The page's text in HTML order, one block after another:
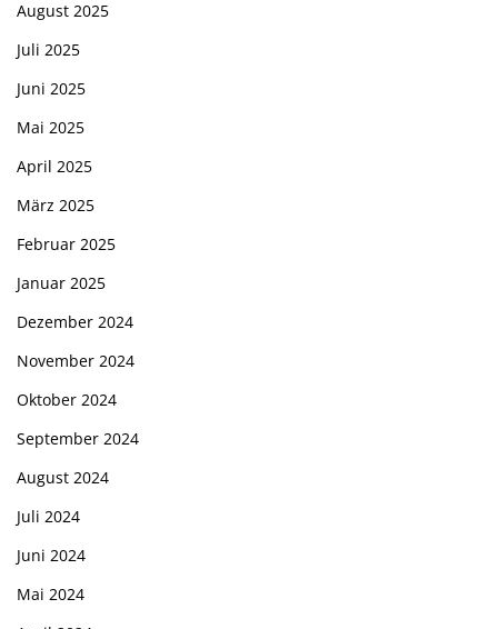
August 2025
Juli 2025
Juni 2025
Mai 2025
April 2025
März 2025
Februar 2025
Januar 2025
Dezember 2024
November 2024
Oktober 2024
September 2024
August 2024
Juli 2024
Juni 2024
Mai 2024